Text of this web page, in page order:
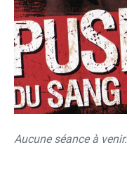
Aucune séance à venir.